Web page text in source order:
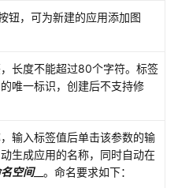
钮，可为新建的应用添加图
长度不能超过80个字符。标签
唯一标识，创建后不支持修
输入标签值后单击该参数的输
生成应用的名称，同时自动在
空间__。命名要求如下：